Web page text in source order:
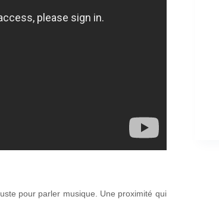
pour parler musique. Une proximité qui